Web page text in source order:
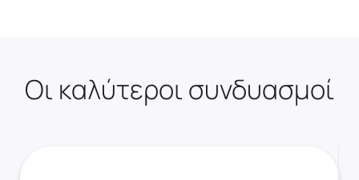
Οι καλύτεροι συνδυασμοί